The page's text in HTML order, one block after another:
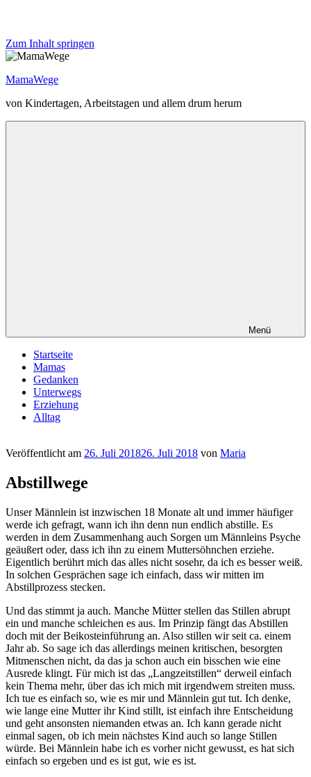
Zum Inhalt springen
MamaWege
von Kindertagen, Arbeitstagen und allem drum herum
Menü
Startseite
Mamas
Gedanken
Unterwegs
Erziehung
Alltag
Veröffentlicht am 26. Juli 201826. Juli 2018 von Maria
Abstillwege
Unser Männlein ist inzwischen 18 Monate alt und immer häufiger
werde ich gefragt, wann ich ihn denn nun endlich abstille. Es
werden in dem Zusammenhang auch Sorgen um Männleins Psyche
geäußert oder, dass ich ihn zu einem Muttersöhnchen erziehe.
Eigentlich berührt mich das alles nicht sosehr, da ich es besser weiß.
In solchen Gesprächen sage ich einfach, dass wir mitten im
Abstillprozess stecken.
Und das stimmt ja auch. Manche Mütter stellen das Stillen abrupt
ein und manche schleichen es aus. Im Prinzip fängt das Abstillen
doch mit der Beikosteinführung an. Also stillen wir seit ca. einem
Jahr ab. So sage ich das allerdings meinen kritischen, besorgten
Mitmenschen nicht, da das ja schon auch ein bisschen wie eine
Ausrede klingt. Für mich ist das „Langzeitstillen“ derweil einfach
kein Thema mehr, über das ich mich mit irgendwem streiten muss.
Ich tue es einfach so, wie es mir und Männlein gut tut. Ich denke,
wie lange eine Mutter ihr Kind stillt, ist einfach ihre Entscheidung
und geht ansonsten niemanden etwas an. Ich kann gerade nicht
einmal sagen, ob ich mein nächstes Kind auch so lange Stillen
würde. Bei Männlein habe ich es vorher nicht gewusst, es hat sich
einfach so ergeben und es ist gut, wie es ist.